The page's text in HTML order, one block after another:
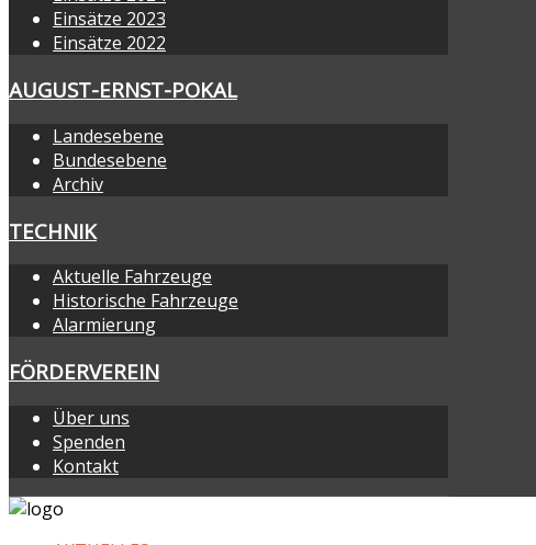
Einsätze 2023
Einsätze 2022
AUGUST-ERNST-POKAL
Landesebene
Bundesebene
Archiv
TECHNIK
Aktuelle Fahrzeuge
Historische Fahrzeuge
Alarmierung
FÖRDERVEREIN
Über uns
Spenden
Kontakt